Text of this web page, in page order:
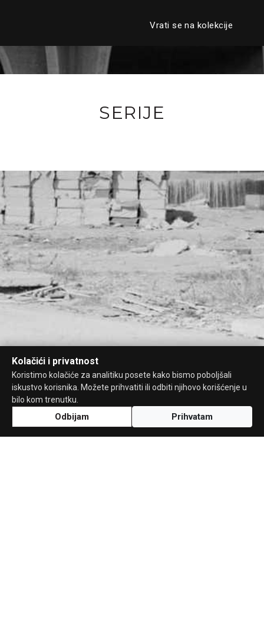
Vrati se na kolekcije
SERIJE
Kolačići i privatnost
Koristimo kolačiće za analitiku posete kako bismo poboljšali
iskustvo korisnika. Možete prihvatiti ili odbiti njihovo korišćenje u
bilo kom trenutku.
Odbijam Prihvatam